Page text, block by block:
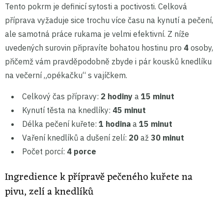
Tento pokrm je definicí sytosti a poctivosti. Celková
příprava vyžaduje sice trochu více času na kynutí a pečení,
ale samotná práce rukama je velmi efektivní. Z níže
uvedených surovin připravíte bohatou hostinu pro 4 osoby,
přičemž vám pravděpodobně zbyde i pár kousků knedlíku
na večerní „opékačku“ s vajíčkem.
Celkový čas přípravy: 2 hodiny a 15 minut
Kynutí těsta na knedlíky: 45 minut
Délka pečení kuřete: 1 hodina a 15 minut
Vaření knedlíků a dušení zelí: 20 až 30 minut
Počet porcí: 4 porce
Ingredience k přípravě pečeného kuřete na
pivu, zelí a knedlíků